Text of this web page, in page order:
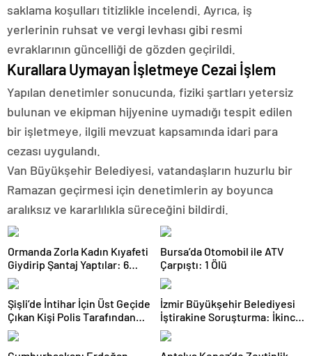
saklama koşulları titizlikle incelendi. Ayrıca, iş
yerlerinin ruhsat ve vergi levhası gibi resmi
evraklarının güncelliği de gözden geçirildi.
Kurallara Uymayan İşletmeye Cezai İşlem
Yapılan denetimler sonucunda, fiziki şartları yetersiz
bulunan ve ekipman hijyenine uymadığı tespit edilen
bir işletmeye, ilgili mevzuat kapsamında idari para
cezası uygulandı.
Van Büyükşehir Belediyesi, vatandaşların huzurlu bir
Ramazan geçirmesi için denetimlerin ay boyunca
aralıksız ve kararlılıkla süreceğini bildirdi.
Ormanda Zorla Kadın Kıyafeti
Giydirip Şantaj Yaptılar: 6
Gözaltı
Bursa’da Otomobil ile ATV
Çarpıştı: 1 Ölü
Şişli’de İntihar İçin Üst Geçide
Çıkan Kişi Polis Tarafından
İkna Edildi
İzmir Büyükşehir Belediyesi
İştirakine Soruşturma: İkinci
Dalgada 2 Gözaltı